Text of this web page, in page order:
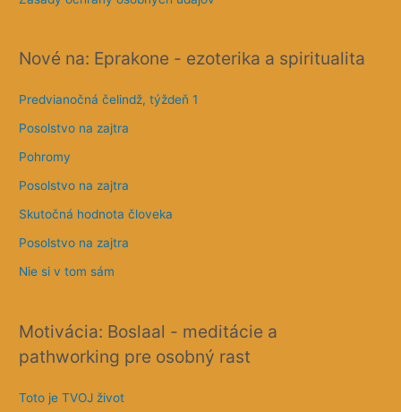
á
d
r
e
s
Nové na: Eprakone - ezoterika a spiritualita
Predvianočná čelindž, týždeň 1
Posolstvo na zajtra
Pohromy
Posolstvo na zajtra
Skutočná hodnota človeka
Posolstvo na zajtra
Nie si v tom sám
Motivácia: Boslaal - meditácie a
pathworking pre osobný rast
Toto je TVOJ život